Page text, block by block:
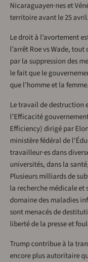
Nicaraguayen·nes et
territoire avant le 25 avril.
Le droit à l’avortement
l’arrêt Roe vs Wade,
par la suppression des
le fait que le
que l’homme et la femme.
Le travail de destruction
l’Efficacité
Efficiency) dirigé par
ministère fédéral de
travailleur·es dans
universités, dans la
Plusieurs milliards de
la recherche médicale
domaine des maladies
sont menacés de
liberté de la presse et
Trump contribue à la
encore plus autoritaire